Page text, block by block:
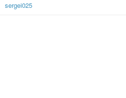
sergei025